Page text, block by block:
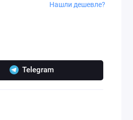
Нашли дешевле?
Telegram